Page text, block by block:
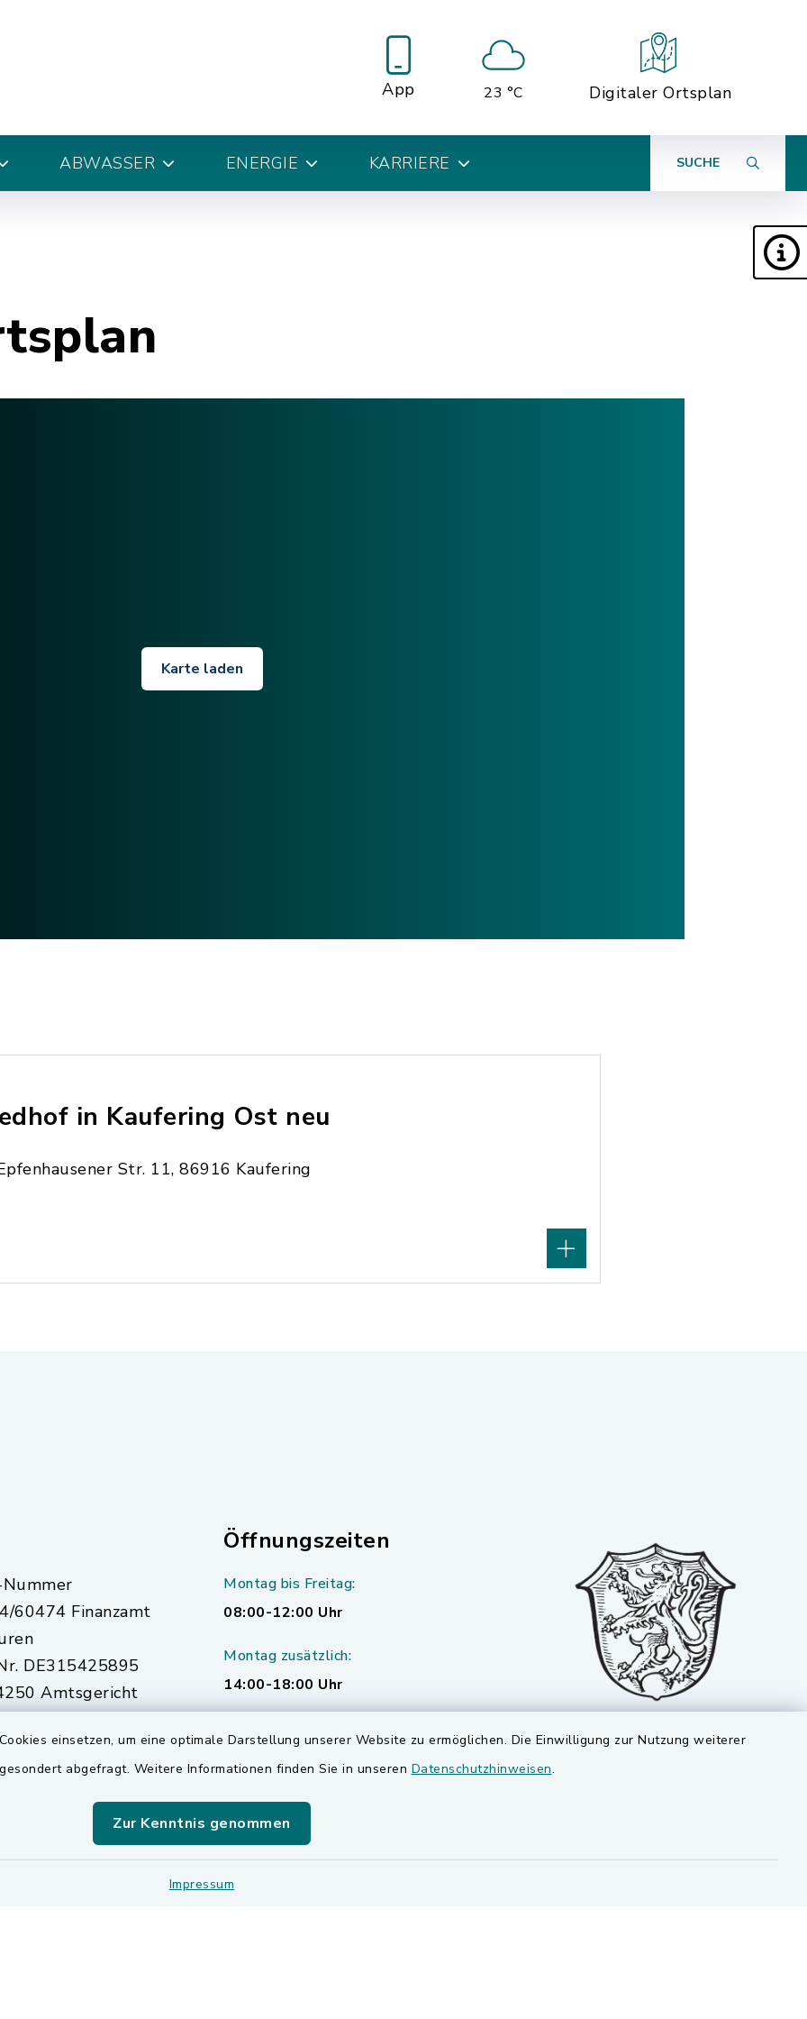
einsetzen, um eine optimale Darstellung unserer Website zu ermöglichen. Die Einwilligung zur Nutzung weiterer
abgefragt. Weitere Informationen finden Sie in unseren Datenschutzhinweisen.
Zur Kenntnis genommen
Impressum
App 23 °C Digitaler Ortsplan
ABWASSER ENERGIE KARRIERE SUCHE
Karte laden
in Kaufering Ost neu
Str. 11, 86916 Kaufering
60474 Finanzamt
DE315425895
Amtsgericht
Öffnungszeiten
Montag bis Freitag:
08:00-12:00 Uhr
Montag zusätzlich:
14:00-18:00 Uhr